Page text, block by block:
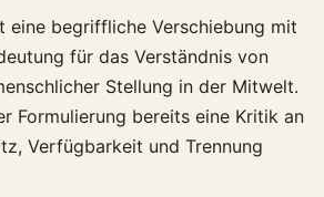
eine begriffliche Verschiebung mit
für das Verständnis von
Stellung in der Mitwelt.
Formulierung bereits eine Kritik an
Verfügbarkeit und Trennung